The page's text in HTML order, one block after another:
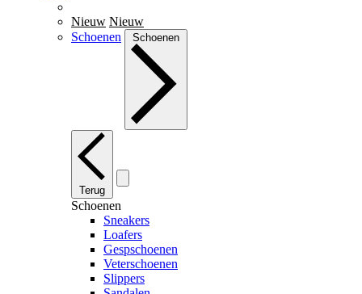
Nieuw Nieuw
Schoenen
Schoenen
Terug
Schoenen
Sneakers
Loafers
Gespschoenen
Veterschoenen
Slippers